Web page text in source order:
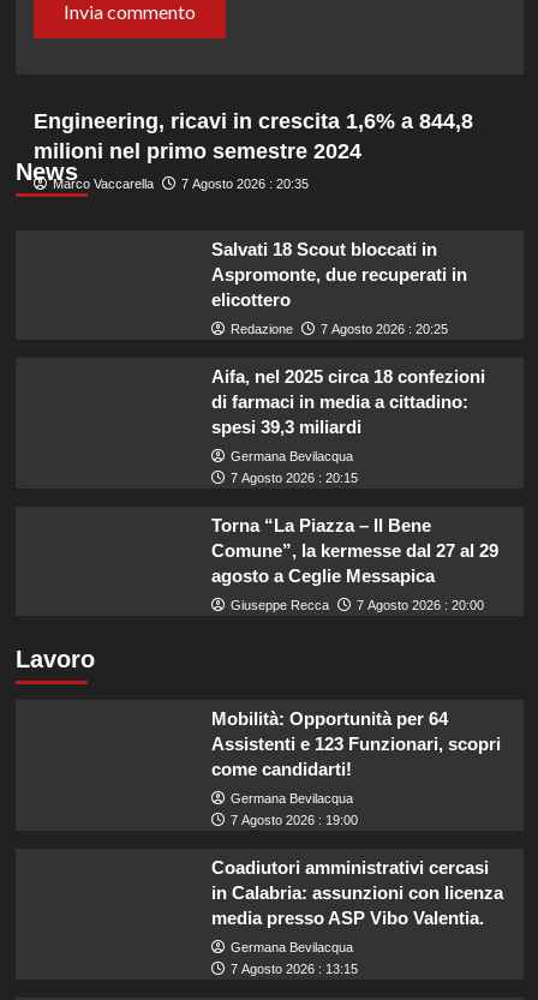
News
Engineering, ricavi in crescita 1,6% a 844,8
milioni nel primo semestre 2024
Marco Vaccarella 7 Agosto 2026 : 20:35
Salvati 18 Scout bloccati in
Aspromonte, due recuperati in
elicottero
Redazione 7 Agosto 2026 : 20:25
Aifa, nel 2025 circa 18 confezioni
di farmaci in media a cittadino:
spesi 39,3 miliardi
Germana Bevilacqua
7 Agosto 2026 : 20:15
Torna “La Piazza – Il Bene
Comune”, la kermesse dal 27 al 29
agosto a Ceglie Messapica
Giuseppe Recca 7 Agosto 2026 : 20:00
Lavoro
Mobilità: Opportunità per 64
Assistenti e 123 Funzionari, scopri
come candidarti!
Germana Bevilacqua
7 Agosto 2026 : 19:00
Coadiutori amministrativi cercasi
in Calabria: assunzioni con licenza
media presso ASP Vibo Valentia.
Germana Bevilacqua
7 Agosto 2026 : 13:15